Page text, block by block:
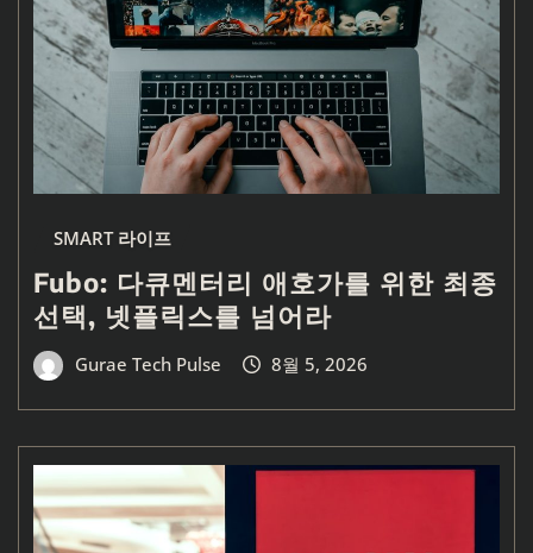
SMART 라이프
Fubo: 다큐멘터리 애호가를 위한 최종
선택, 넷플릭스를 넘어라
Gurae Tech Pulse 8월 5, 2026